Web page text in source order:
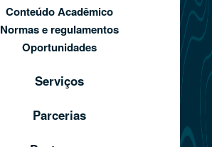
Conteúdo Acadêmico
Normas e regulamentos
Oportunidades
Serviços
Parcerias